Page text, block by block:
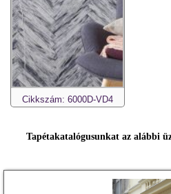
Cikkszám: 6000D-VD4
Tapétakatalógusunkat az alábbi